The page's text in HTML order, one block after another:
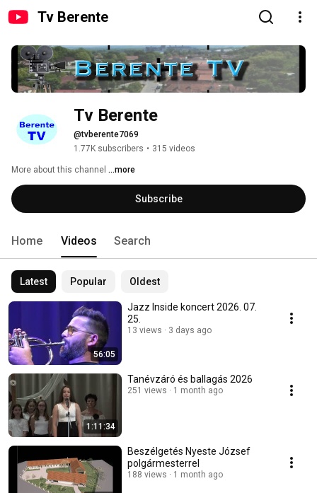
Tv Berente
Tv Berente
@tvberente7069
1.77K subscribers • 315 videos
More about this channel ...more
Subscribe
Home Videos Search
Latest Popular Oldest
56:05
Jazz Inside koncert 2026. 07.
25.
13 views 3 days ago
1:11:34
Tanévzáró és ballagás 2026
251 views 1 month ago
Beszélgetés Nyeste József
polgármesterrel
188 views 1 month ago